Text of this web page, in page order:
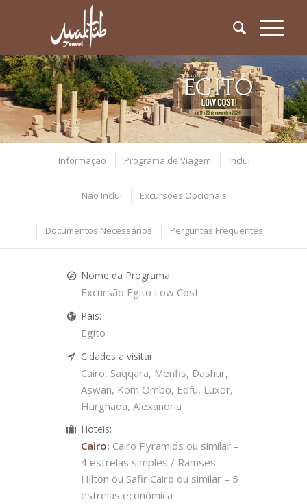
Informação Programa de Viagem Inclui
Não Inclui Excursões Opcionais
Documentos Necessários Perguntas Frequentes
Nome da Programa:
Excursão Egito Low Cost
Pais:
Egito
Cidades a visitar
Cairo, Saqqara, Menfis, Dashur,
Aswan, Kom Ombo, Edfu, Luxor,
Hurghada, Alexandria
Hoteis:
Cairo: Cairo Pyramids ou similar –
4 estrelas simples / Ramses
Hilton ou Safir Cairo ou similar – 5
estrelas econômica